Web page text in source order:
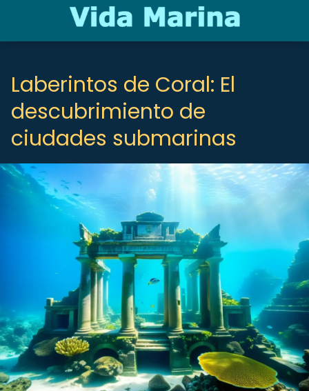
Laberintos de Coral: El
descubrimiento de
ciudades submarinas